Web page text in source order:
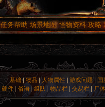
任务帮助 场景地图 怪物资料 攻略
基础|物品 |人物属性 |游戏问题|
国
硬件
俗语 | 组队 物品栏 交易栏 尸体